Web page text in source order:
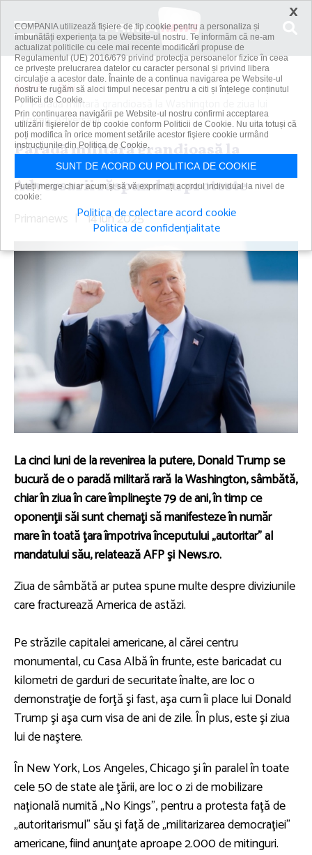
Acasă
Știri
Paradă militară grandioasă la Washington de ziua lui
Trump. Adversarii...
Paradă militară grandioasă la
Washington de ziua lui Trump.
Adversarii răspund cu proteste
Primanews | 14 iun 2025
La cinci luni de la revenirea la putere, Donald Trump se
bucură de o paradă militară rară la Washington, sâmbătă,
chiar în ziua în care împlineşte 79 de ani, în timp ce
oponenţii săi sunt chemaţi să manifesteze în număr
mare în toată ţara împotriva începutului „autoritar” al
mandatului său, relatează AFP şi News.ro.
Ziua de sâmbătă ar putea spune multe despre diviziunile
care fracturează America de astăzi.
Pe străzile capitalei americane, al cărei centru
monumental, cu Casa Albă în frunte, este baricadat cu
kilometri de garduri de securitate înalte, are loc o
demonstraţie de forţă şi fast, aşa cum îi place lui Donald
Trump şi aşa cum visa de ani de zile. În plus, este şi ziua
lui de naştere.
În New York, Los Angeles, Chicago şi în paralel în toate
cele 50 de state ale ţării, are loc o zi de mobilizare
naţională numită „No Kings”, pentru a protesta faţă de
„autoritarismul” său şi faţă de „militarizarea democraţiei”
americane, fiind anunţate aproape 2.000 de mitinguri.
×
COMPANIA utilizează fişiere de tip cookie pentru a personaliza și
îmbunătăți experiența ta pe Website-ul nostru. Te informăm că ne-am
actualizat politicile cu cele mai recente modificări propuse de
Regulamentul (UE) 2016/679 privind protecția persoanelor fizice în ceea
ce privește prelucrarea datelor cu caracter personal și privind libera
circulație a acestor date. Înainte de a continua navigarea pe Website-ul
nostru te rugăm să aloci timpul necesar pentru a citi și înțelege conținutul
Politicii de Cookie.
Prin continuarea navigării pe Website-ul nostru confirmi acceptarea
utilizării fişierelor de tip cookie conform Politicii de Cookie. Nu uita totuși că
poți modifica în orice moment setările acestor fişiere cookie urmând
instrucțiunile din Politica de Cookie.
SUNT DE ACORD CU POLITICA DE COOKIE
Puteți merge chiar acum și să vă exprimați acordul individual la nivel de
cookie:
Politica de colectare acord cookie
Politica de confidențialitate